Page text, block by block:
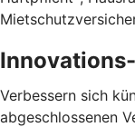
Verbessern sich
abgeschlossenen